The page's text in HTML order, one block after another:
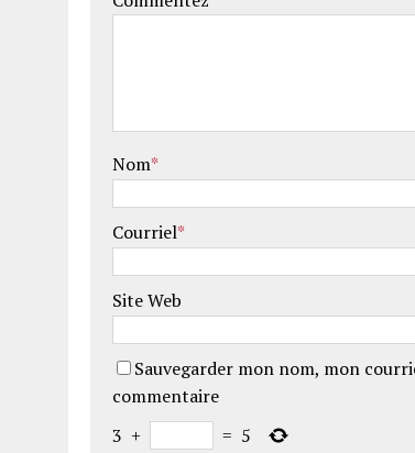
Nom*
Courriel*
Site Web
Sauvegarder mon nom, mon
commentaire
3 + = 5